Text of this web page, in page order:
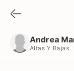
Andrea
Altas Y Bajas